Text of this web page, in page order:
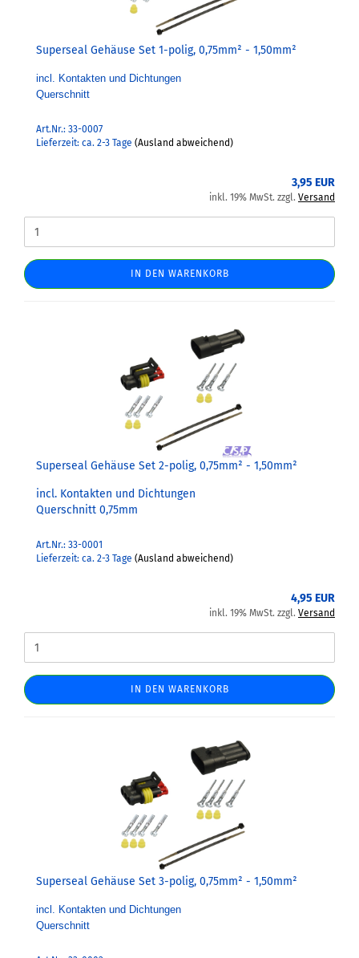
Superseal Gehäuse Set 1-polig, 0,75mm² - 1,50mm²
incl. Kontakten und Dichtungen
Querschnitt
Art.Nr.: 33-0007
Lieferzeit: ca. 2-3 Tage (Ausland abweichend)
3,95 EUR
inkl. 19% MwSt. zzgl. Versand
IN DEN WARENKORB
Superseal Gehäuse Set 2-polig, 0,75mm² - 1,50mm²
incl. Kontakten und Dichtungen
Querschnitt 0,75mm
Art.Nr.: 33-0001
Lieferzeit: ca. 2-3 Tage (Ausland abweichend)
4,95 EUR
inkl. 19% MwSt. zzgl. Versand
IN DEN WARENKORB
Superseal Gehäuse Set 3-polig, 0,75mm² - 1,50mm²
incl. Kontakten und Dichtungen
Querschnitt